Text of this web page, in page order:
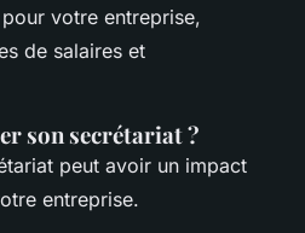
votre entreprise,
de salaires et
son secrétariat ?
peut avoir un impact
entreprise.